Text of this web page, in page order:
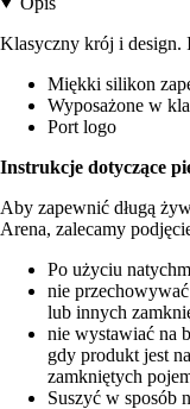
Klasyczny krój i design.
Miękki silikon
Wyposażone w
Port logo
Instrukcje dotyczące
Aby zapewnić długą
Arena, zalecamy
Po użyciu
nie
lub innych
nie wystawiać na
gdy produkt jest
zamkniętych
Suszyć w sposób